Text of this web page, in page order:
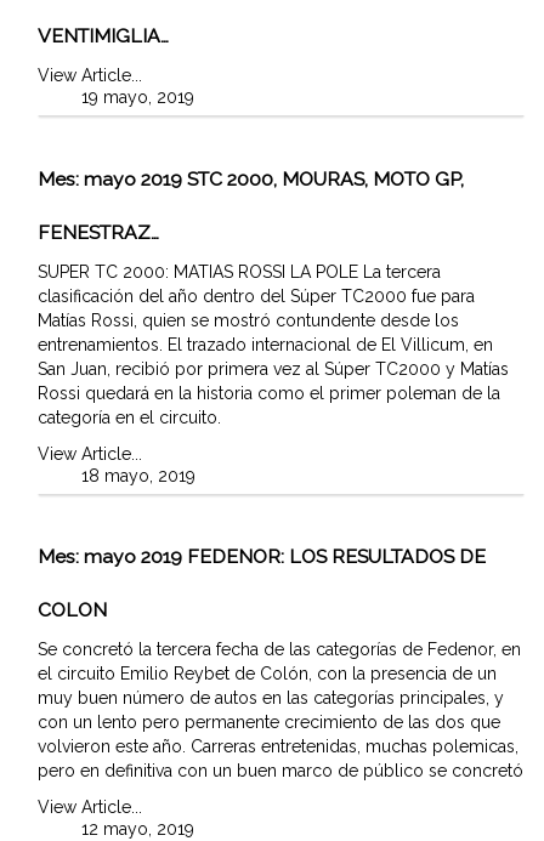
VENTIMIGLIA…
View Article...
19 mayo, 2019
Mes: mayo 2019 STC 2000, MOURAS, MOTO GP,
FENESTRAZ…
SUPER TC 2000: MATIAS ROSSI LA POLE La tercera
clasificación del año dentro del Súper TC2000 fue para
Matías Rossi, quien se mostró contundente desde los
entrenamientos. El trazado internacional de El Villicum, en
San Juan, recibió por primera vez al Súper TC2000 y Matías
Rossi quedará en la historia como el primer poleman de la
categoría en el circuito.
View Article...
18 mayo, 2019
Mes: mayo 2019 FEDENOR: LOS RESULTADOS DE
COLON
Se concretó la tercera fecha de las categorías de Fedenor, en
el circuito Emilio Reybet de Colón, con la presencia de un
muy buen número de autos en las categorías principales, y
con un lento pero permanente crecimiento de las dos que
volvieron este año. Carreras entretenidas, muchas polemicas,
pero en definitiva con un buen marco de público se concretó
View Article...
12 mayo, 2019